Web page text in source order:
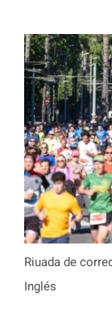
Riuada de
Inglés